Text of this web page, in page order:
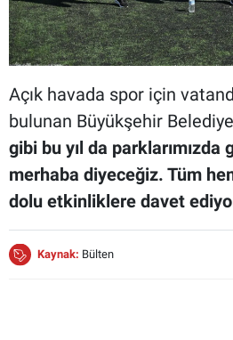
Açık havada spor için
bulunan Büyükşehir
gibi bu yıl da parklarımızda
merhaba diyeceğiz. Tüm
dolu etkinliklere davet
Kaynak: Bülten